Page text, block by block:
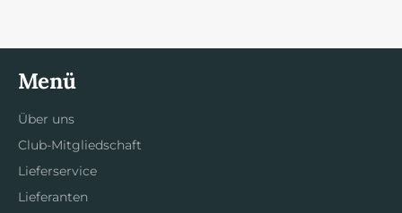
Menü
Über uns
Club-Mitgliedschaft
Lieferservice
Lieferanten